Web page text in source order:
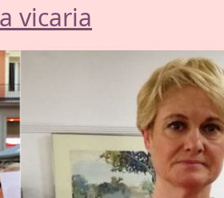
vicaria